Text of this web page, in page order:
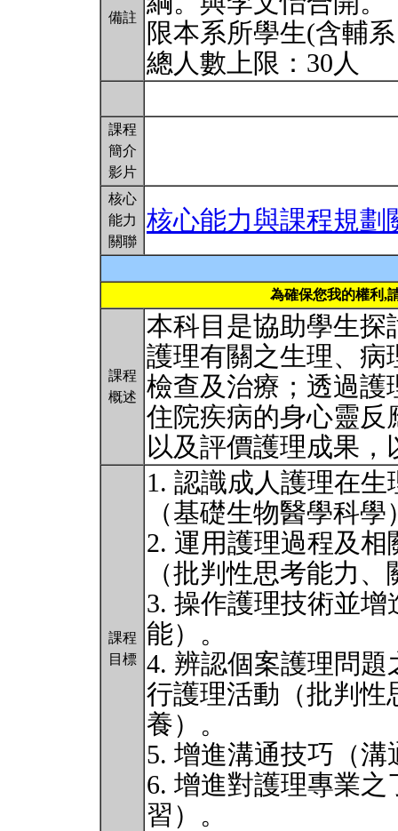
備註
限本系所學生(含輔
總人數上限：30人
課程
簡介
影片
核心
能力
關聯
核心能力與課程規劃
為確保您我的權利,
課程
概述
本科目是協助學生探
護理有關之生理、病
檢查及治療；透過護
住院疾病的身心靈反
以及評價護理成果
課程
目標
1. 認識成人護理在
（基礎生物醫學科學
2. 運用護理過程及
（批判性思考能力
3. 操作護理技術並
能）。
4. 辨認個案護理問
行護理活動（批判性
養）。
5. 增進溝通技巧（溝
6. 增進對護理專業
習）。